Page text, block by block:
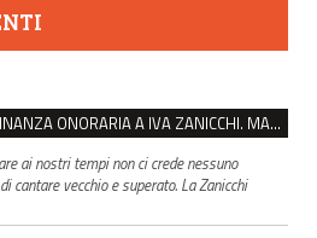
VENTASSO, SÌ ALLA CITTADINANZA ONORARIA A IVA ZANICCHI. MA BARGIACCHI: “È DI PESSIMO GUSTO”
ai nostri tempi non ci crede nessuno
cantare vecchio e superato. La Zanicchi